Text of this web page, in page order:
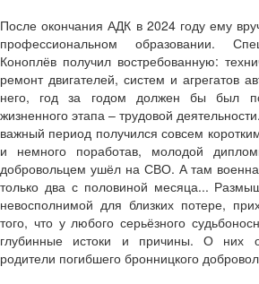
После окончания АДК в 2024 году ему
профессиональном образовании.
Коноплёв получил востребованную:
ремонт двигателей, систем и агрегатов
него, год за годом должен бы был
жизненного этапа – трудовой
важный период получился совсем
и немного поработав, молодой
добровольцем ушёл на СВО. А там
только два с половиной месяца...
невосполнимой для близких потере,
того, что у любого серьёзного
глубинные истоки и причины. О них
родители погибшего бронницкого